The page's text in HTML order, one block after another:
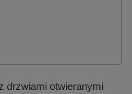
drzwiami otwieranymi